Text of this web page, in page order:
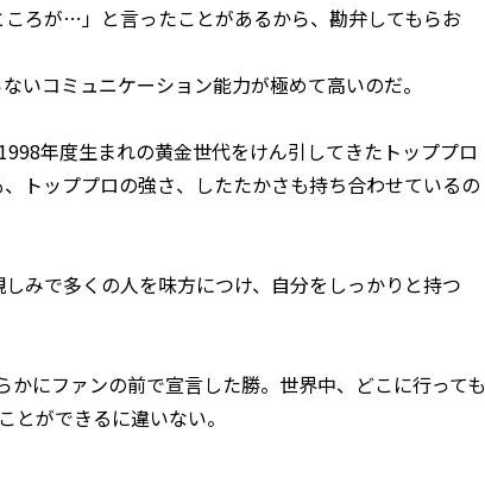
ろが…」と言ったことがあるから、勘弁してもらお
いコミュニケーション能力が極めて高いのだ。
年度生まれの黄金世代をけん引してきたトッププロ
トッププロの強さ、したたかさも持ち合わせているの
みで多くの人を味方につけ、自分をしっかりと持つ
にファンの前で宣言した勝。世界中、どこに行っても
ができるに違いない。